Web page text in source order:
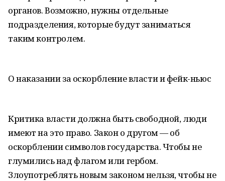
органов. Возможно, нужны отдельные
подразделения, которые будут заниматься
таким контролем.
О наказании за оскорбление власти и фейк-ньюс
Критика власти должна быть свободной, люди
имеют на это право. Закон о другом — об
оскорблении символов государства. Чтобы не
глумились над флагом или гербом.
Злоупотреблять новым законом нельзя, чтобы не